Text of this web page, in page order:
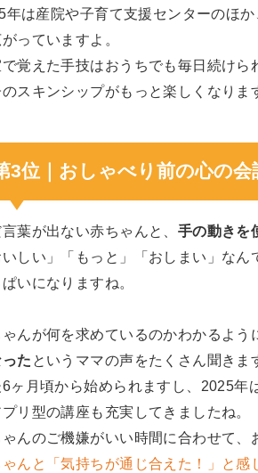
年は産院や子育て支援センターのほ
っていますよ。
覚えた手技はおうちでも毎日続けら
スキンシップがもっと楽しくなりま
3位｜おしゃべり前の心の会
言葉が出ない赤ちゃんと、 手の動きを
いしい」「もっと」「おしまい」な
いになりますね。
んが何を求めているのかわかるよう
た というママの声をたくさん聞きま
ヶ月頃から始められますし、2025年
プリ型の講座も充実してきましたね。
んのご機嫌がいい時間に合わせて、
んと「気持ちが通じ合えた！」と感